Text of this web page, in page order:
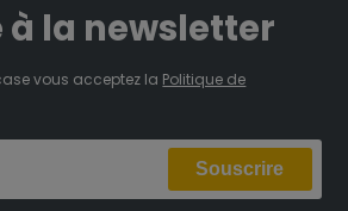
à la newsletter
vous acceptez la Politique de